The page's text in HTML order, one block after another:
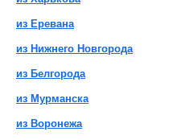
из Еревана
из Нижнего Новгорода
из Белгорода
из Мурманска
из Воронежа